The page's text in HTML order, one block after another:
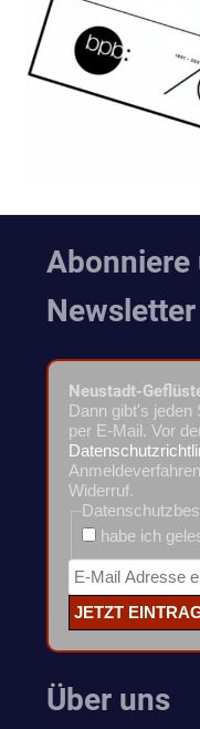
Abonniere
Newsletter
Neustadt-
Dann gibt's jeden
per E-Mail. Vor
Widerruf.
habe ich
Über uns